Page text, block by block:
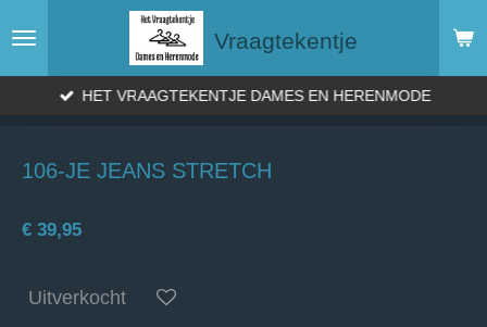
direct
Vraagtekentje
HET VRAAGTEKENTJE DAMES EN HERENMODE
106-JE JEANS STRETCH
€ 39,95
Uitverkocht